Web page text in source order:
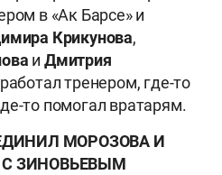
в «Ак Барсе» и
Крикунова,
иДмитрия
тренером, где-то
то помогал вратарям.
МОРОЗОВА И
ЗИНОВЬЕВЫМ